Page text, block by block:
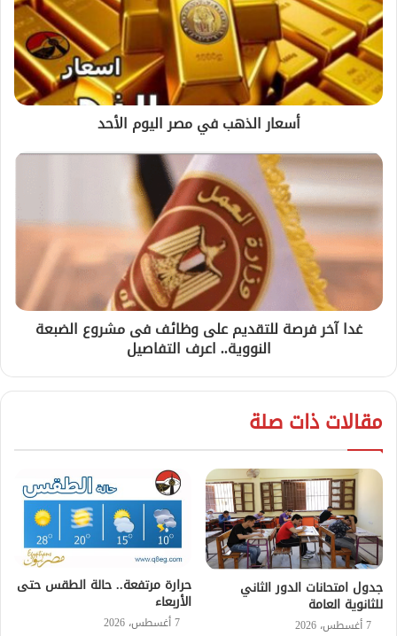
أسعار الذهب في مصر اليوم الأحد
غدا آخر فرصة للتقديم على وظائف فى مشروع الضبعة
النووية.. اعرف التفاصيل
مقالات ذات صلة
جدول امتحانات الدور الثاني
للثانوية العامة
7 أغسطس، 2026
حرارة مرتفعة.. حالة الطقس حتى
الأربعاء
7 أغسطس، 2026